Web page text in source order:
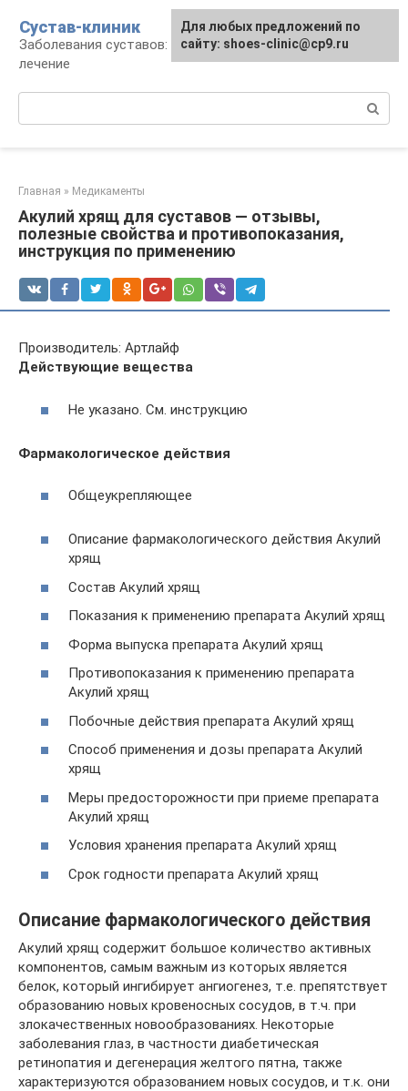
контенту
Сустав-клиник
Заболевания суставов: профилактика и
лечение
Главная » Медикаменты
Акулий хрящ для суставов — отзывы,
полезные свойства и противопоказания,
инструкция по применению
Производитель: Артлайф
Действующие вещества
Не указано. См. инструкцию
Фармакологическое действия
Общеукрепляющее
Описание фармакологического действия Акулий
хрящ
Состав Акулий хрящ
Показания к применению препарата Акулий хрящ
Форма выпуска препарата Акулий хрящ
Противопоказания к применению препарата
Акулий хрящ
Побочные действия препарата Акулий хрящ
Способ применения и дозы препарата Акулий
хрящ
Меры предосторожности при приеме препарата
Акулий хрящ
Условия хранения препарата Акулий хрящ
Срок годности препарата Акулий хрящ
Описание фармакологического действия
Акулий хрящ содержит большое количество активных
компонентов, самым важным из которых является
белок, который ингибирует ангиогенез, т.е. препятствует
образованию новых кровеносных сосудов, в т.ч. при
злокачественных новообразованиях. Некоторые
заболевания глаз, в частности диабетическая
ретинопатия и дегенерация желтого пятна, также
характеризуются образованием новых сосудов, и т.к. они
Для любых предложений по
сайту: shoes-clinic@cp9.ru